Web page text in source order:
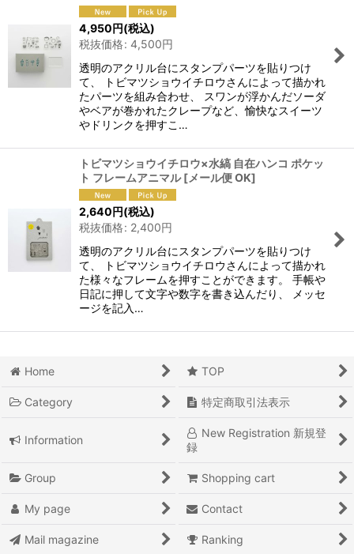
4,950円(税込)
税抜価格: 4,500円
透明のアクリル台にスタンプパーツを貼りつけ
て、 トビマツショウイチロウさんによって描かれ
たパーツを組み合わせ、 スワンが浮かんだソーダ
やベアが巻かれたクレープなど、愉快なスイーツ
やドリンクを押すこ…
トビマツショウイチロウ×水縞 自在ハンコ ポケッ
ト フレームアニマル [メール便 OK]
2,640円(税込)
税抜価格: 2,400円
透明のアクリル台にスタンプパーツを貼りつけ
て、 トビマツショウイチロウさんによって描かれ
た様々なフレームを押すことができます。 手帳や
日記に押して文字や数字を書き込んだり、 メッセ
ージを記入…
Home TOP
Category 特定商取引法表示
Information
New Registration 新規登
録
Group Shopping cart
My page Contact
Mail magazine Ranking